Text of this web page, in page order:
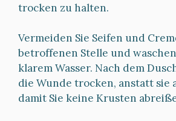
trocken zu halten.
Vermeiden Sie Seifen und
betroffenen Stelle und
klarem Wasser. Nach dem
die Wunde trocken, anstatt sie
damit Sie keine Krusten